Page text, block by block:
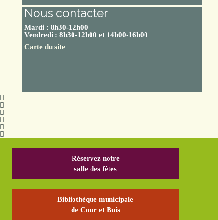
Nous contacter
Mardi : 8h30-12h00
Vendredi : 8h30-12h00 et 14h00-16h00
Carte du site
Réservez notre
salle des fêtes
Bibliothèque municipale
de Cour et Buis